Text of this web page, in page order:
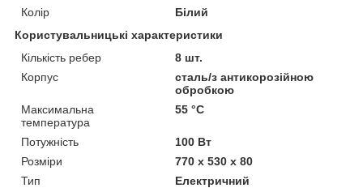
Колір
Білий
Користувальницькі характеристики
Кількість ребер
8 шт.
Корпус
сталь/з антикорозійною
обробкою
Максимальна
температура
55 °C
Потужність
100 Вт
Розміри
770 x 530 х 80
Тип
Електричний